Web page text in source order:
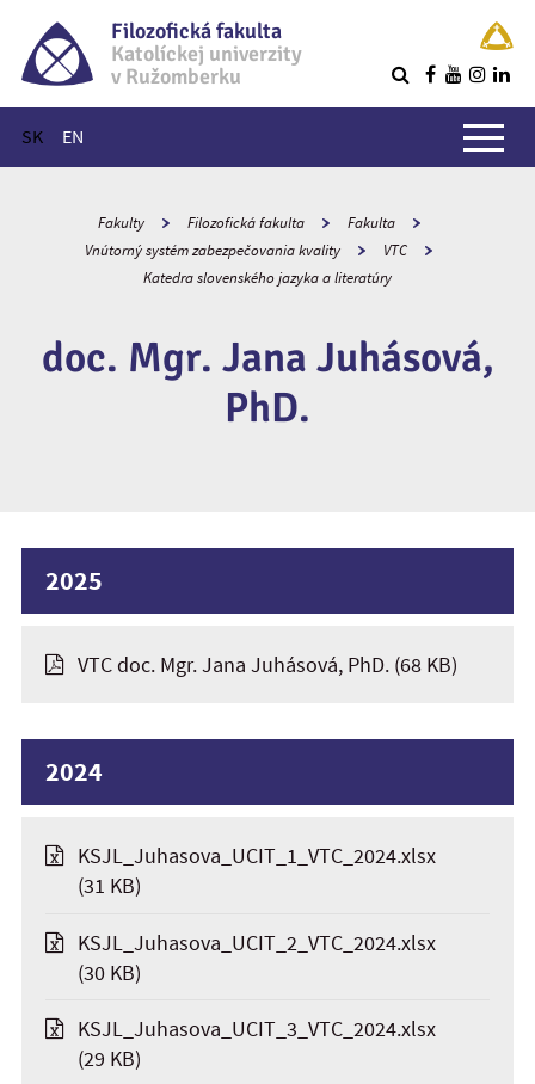
Filozofická fakulta
Katolíckej univerzity
v Ružomberku
SK EN
Hlavné menu
Fakulty Filozofická fakulta
Fakulta
Vnútorný systém zabezpečovania kvality
VTC
Katedra slovenského jazyka a literatúry
doc. Mgr. Jana Juhásová,
PhD.
2025
VTC doc. Mgr. Jana Juhásová, PhD. (68 KB)
2024
KSJL_Juhasova_UCIT_1_VTC_2024.xlsx
(31 KB)
KSJL_Juhasova_UCIT_2_VTC_2024.xlsx
(30 KB)
KSJL_Juhasova_UCIT_3_VTC_2024.xlsx
(29 KB)